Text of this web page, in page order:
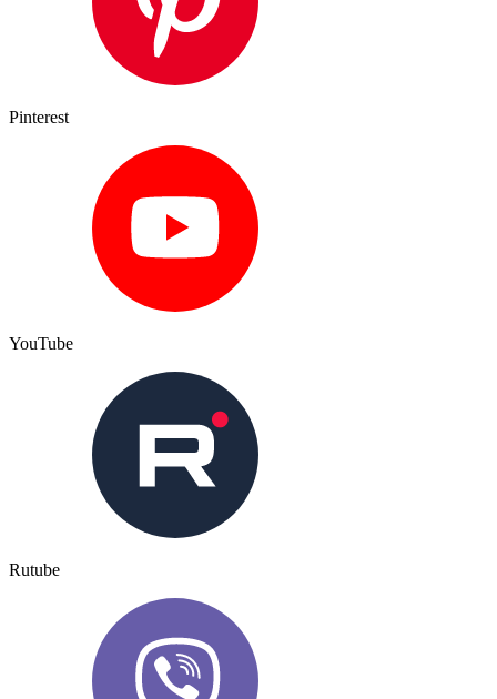
Pinterest
YouTube
Rutube